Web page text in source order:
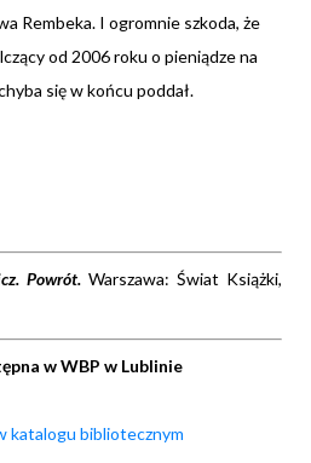
Rembeka. I ogromnie szkoda, że
od 2006 roku o pieniądze na
się w końcu poddał.
Powrót. Warszawa: Świat Książki,
w WBP w Lublinie
katalogu bibliotecznym